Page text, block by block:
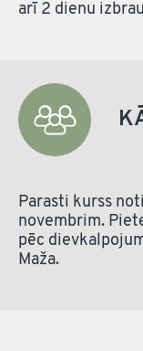
arī 2 dienu
Parasti kurss
novembrim.
pēc
Maža.